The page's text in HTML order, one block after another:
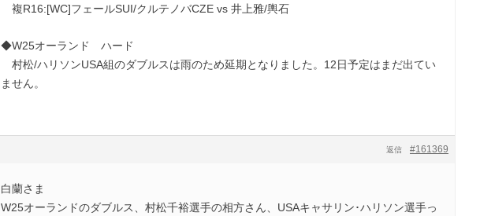
複R16:[WC]フェールSUI/クルテノバCZE vs 井上雅/輿石
◆W25オーランド ハード
村松/ハリソンUSA組のダブルスは雨のため延期となりました。12日予定はまだ出てい
ません。
#161369
返信
白蘭さま
W25オーランドのダブルス、村松千裕選手の相方さん、USAキャサリン･ハリソン選手っ